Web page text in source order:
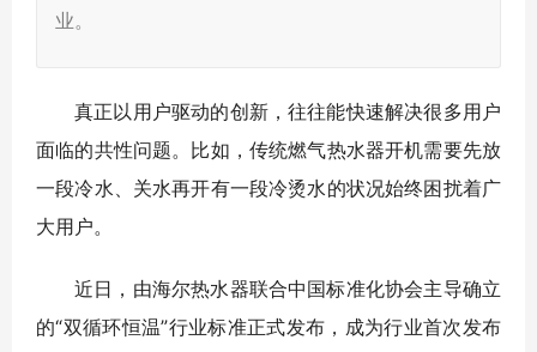
业。
真正以用户驱动的创新，往往能快速解决很多用户
面临的共性问题。比如，传统燃气热水器开机需要先放
一段冷水、关水再开有一段冷烫水的状况始终困扰着广
大用户。
近日，由海尔热水器联合中国标准化协会主导确立
的“双循环恒温”行业标准正式发布，成为行业首次发布